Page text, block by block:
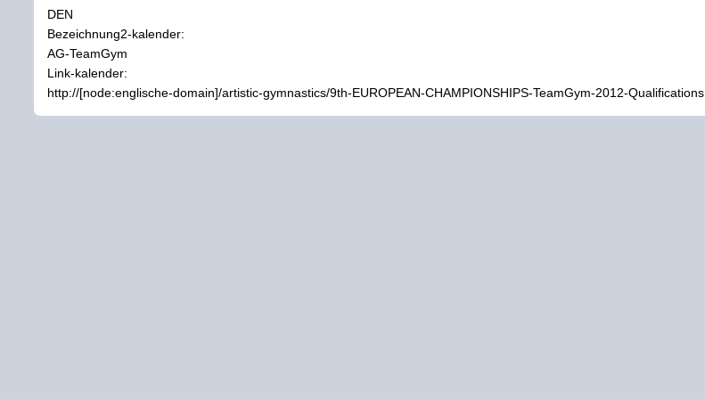
DEN
Bezeichnung2-kalender:
AG-TeamGym
Link-kalender:
http://[node:englische-domain]/artistic-gymnastics/9th-EUROPEAN-CHAMPIONSHIPS-TeamGym-2012-Qualifications